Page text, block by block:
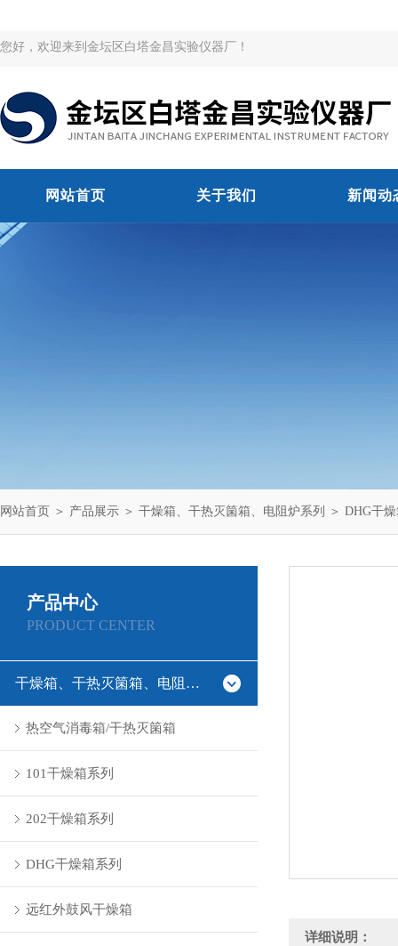
您好，欢迎来到金坛区白塔金昌实验仪器厂！
网站首页 关于我们 新闻动
网站首页 ＞ 产品展示 ＞ 干燥箱、干热灭箘箱、电阻炉系列 ＞ DHG干
产品中心
PRODUCT CENTER
干燥箱、干热灭箘箱、电阻炉系列
热空气消毒箱/干热灭箘箱
101干燥箱系列
202干燥箱系列
DHG干燥箱系列
远红外鼓风干燥箱
详细说明：